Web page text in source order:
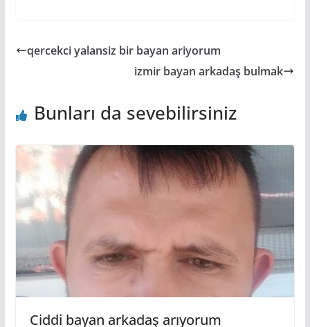
qercekci yalansiz bir bayan ariyorum
izmir bayan arkadaş bulmak
Bunları da sevebilirsiniz
Ciddi bayan arkadaş arıyorum